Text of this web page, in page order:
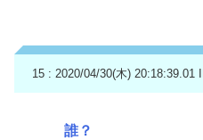
15 : 2020/04/30(木) 20:18:39.01
誰？